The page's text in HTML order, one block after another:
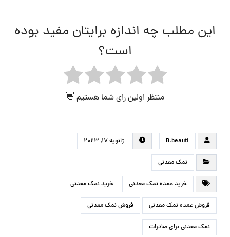
این مطلب چه اندازه برایتان مفید بوده
است؟
منتظر اولین رای شما هستیم 👋
B.beauti ژانویه ۱۷, ۲۰۲۳
نمک معدنی
خرید عمده نمک معدنی خرید نمک معدنی
فروش عمده نمک معدنی فروش نمک معدنی
نمک معدنی برای صادرات